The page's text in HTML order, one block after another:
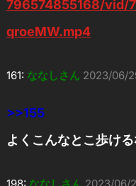
796574855168/vid/
qroeMW.mp4
161: ななしさん 2023/06/
>>155
よくこんなとこ歩け